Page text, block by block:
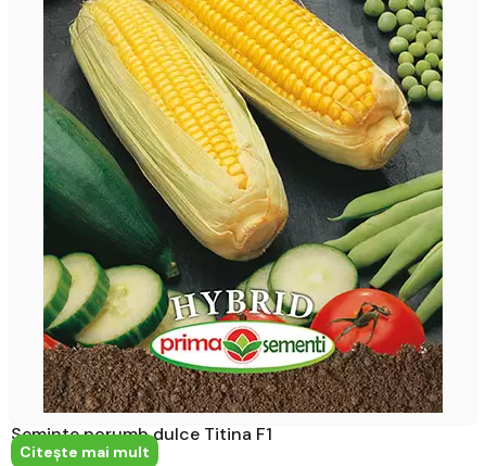
Seminte porumb dulce Titina F1
Citeşte mai mult